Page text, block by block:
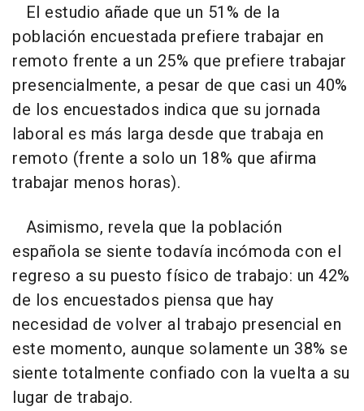
El estudio añade que un 51% de la
población encuestada prefiere trabajar en
remoto frente a un 25% que prefiere trabajar
presencialmente, a pesar de que casi un 40%
de los encuestados indica que su jornada
laboral es más larga desde que trabaja en
remoto (frente a solo un 18% que afirma
trabajar menos horas).
Asimismo, revela que la población
española se siente todavía incómoda con el
regreso a su puesto físico de trabajo: un 42%
de los encuestados piensa que hay
necesidad de volver al trabajo presencial en
este momento, aunque solamente un 38% se
siente totalmente confiado con la vuelta a su
lugar de trabajo.